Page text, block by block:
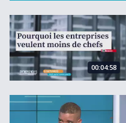
L&#039;actu éco
00:04:58
CBD Kingz